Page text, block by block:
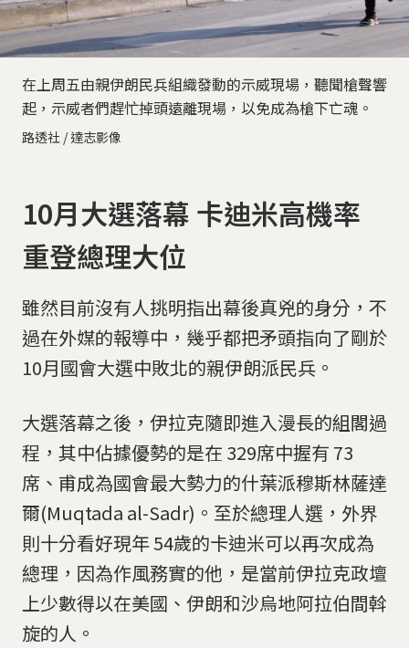
在上周五由親伊朗民兵組織發動的示威現場，聽聞槍聲響
起，示威者們趕忙掉頭遠離現場，以免成為槍下亡魂。
路透社 / 達志影像
10月大選落幕 卡迪米高機率
重登總理大位
雖然目前沒有人挑明指出幕後真兇的身分，不
過在外媒的報導中，幾乎都把矛頭指向了剛於
10月國會大選中敗北的親伊朗派民兵。
大選落幕之後，伊拉克隨即進入漫長的組閣過
程，其中佔據優勢的是在 329席中握有 73
席、甫成為國會最大勢力的什葉派穆斯林薩達
爾(Muqtada al-Sadr)。至於總理人選，外界
則十分看好現年 54歲的卡迪米可以再次成為
總理，因為作風務實的他，是當前伊拉克政壇
上少數得以在美國、伊朗和沙烏地阿拉伯間斡
旋的人。